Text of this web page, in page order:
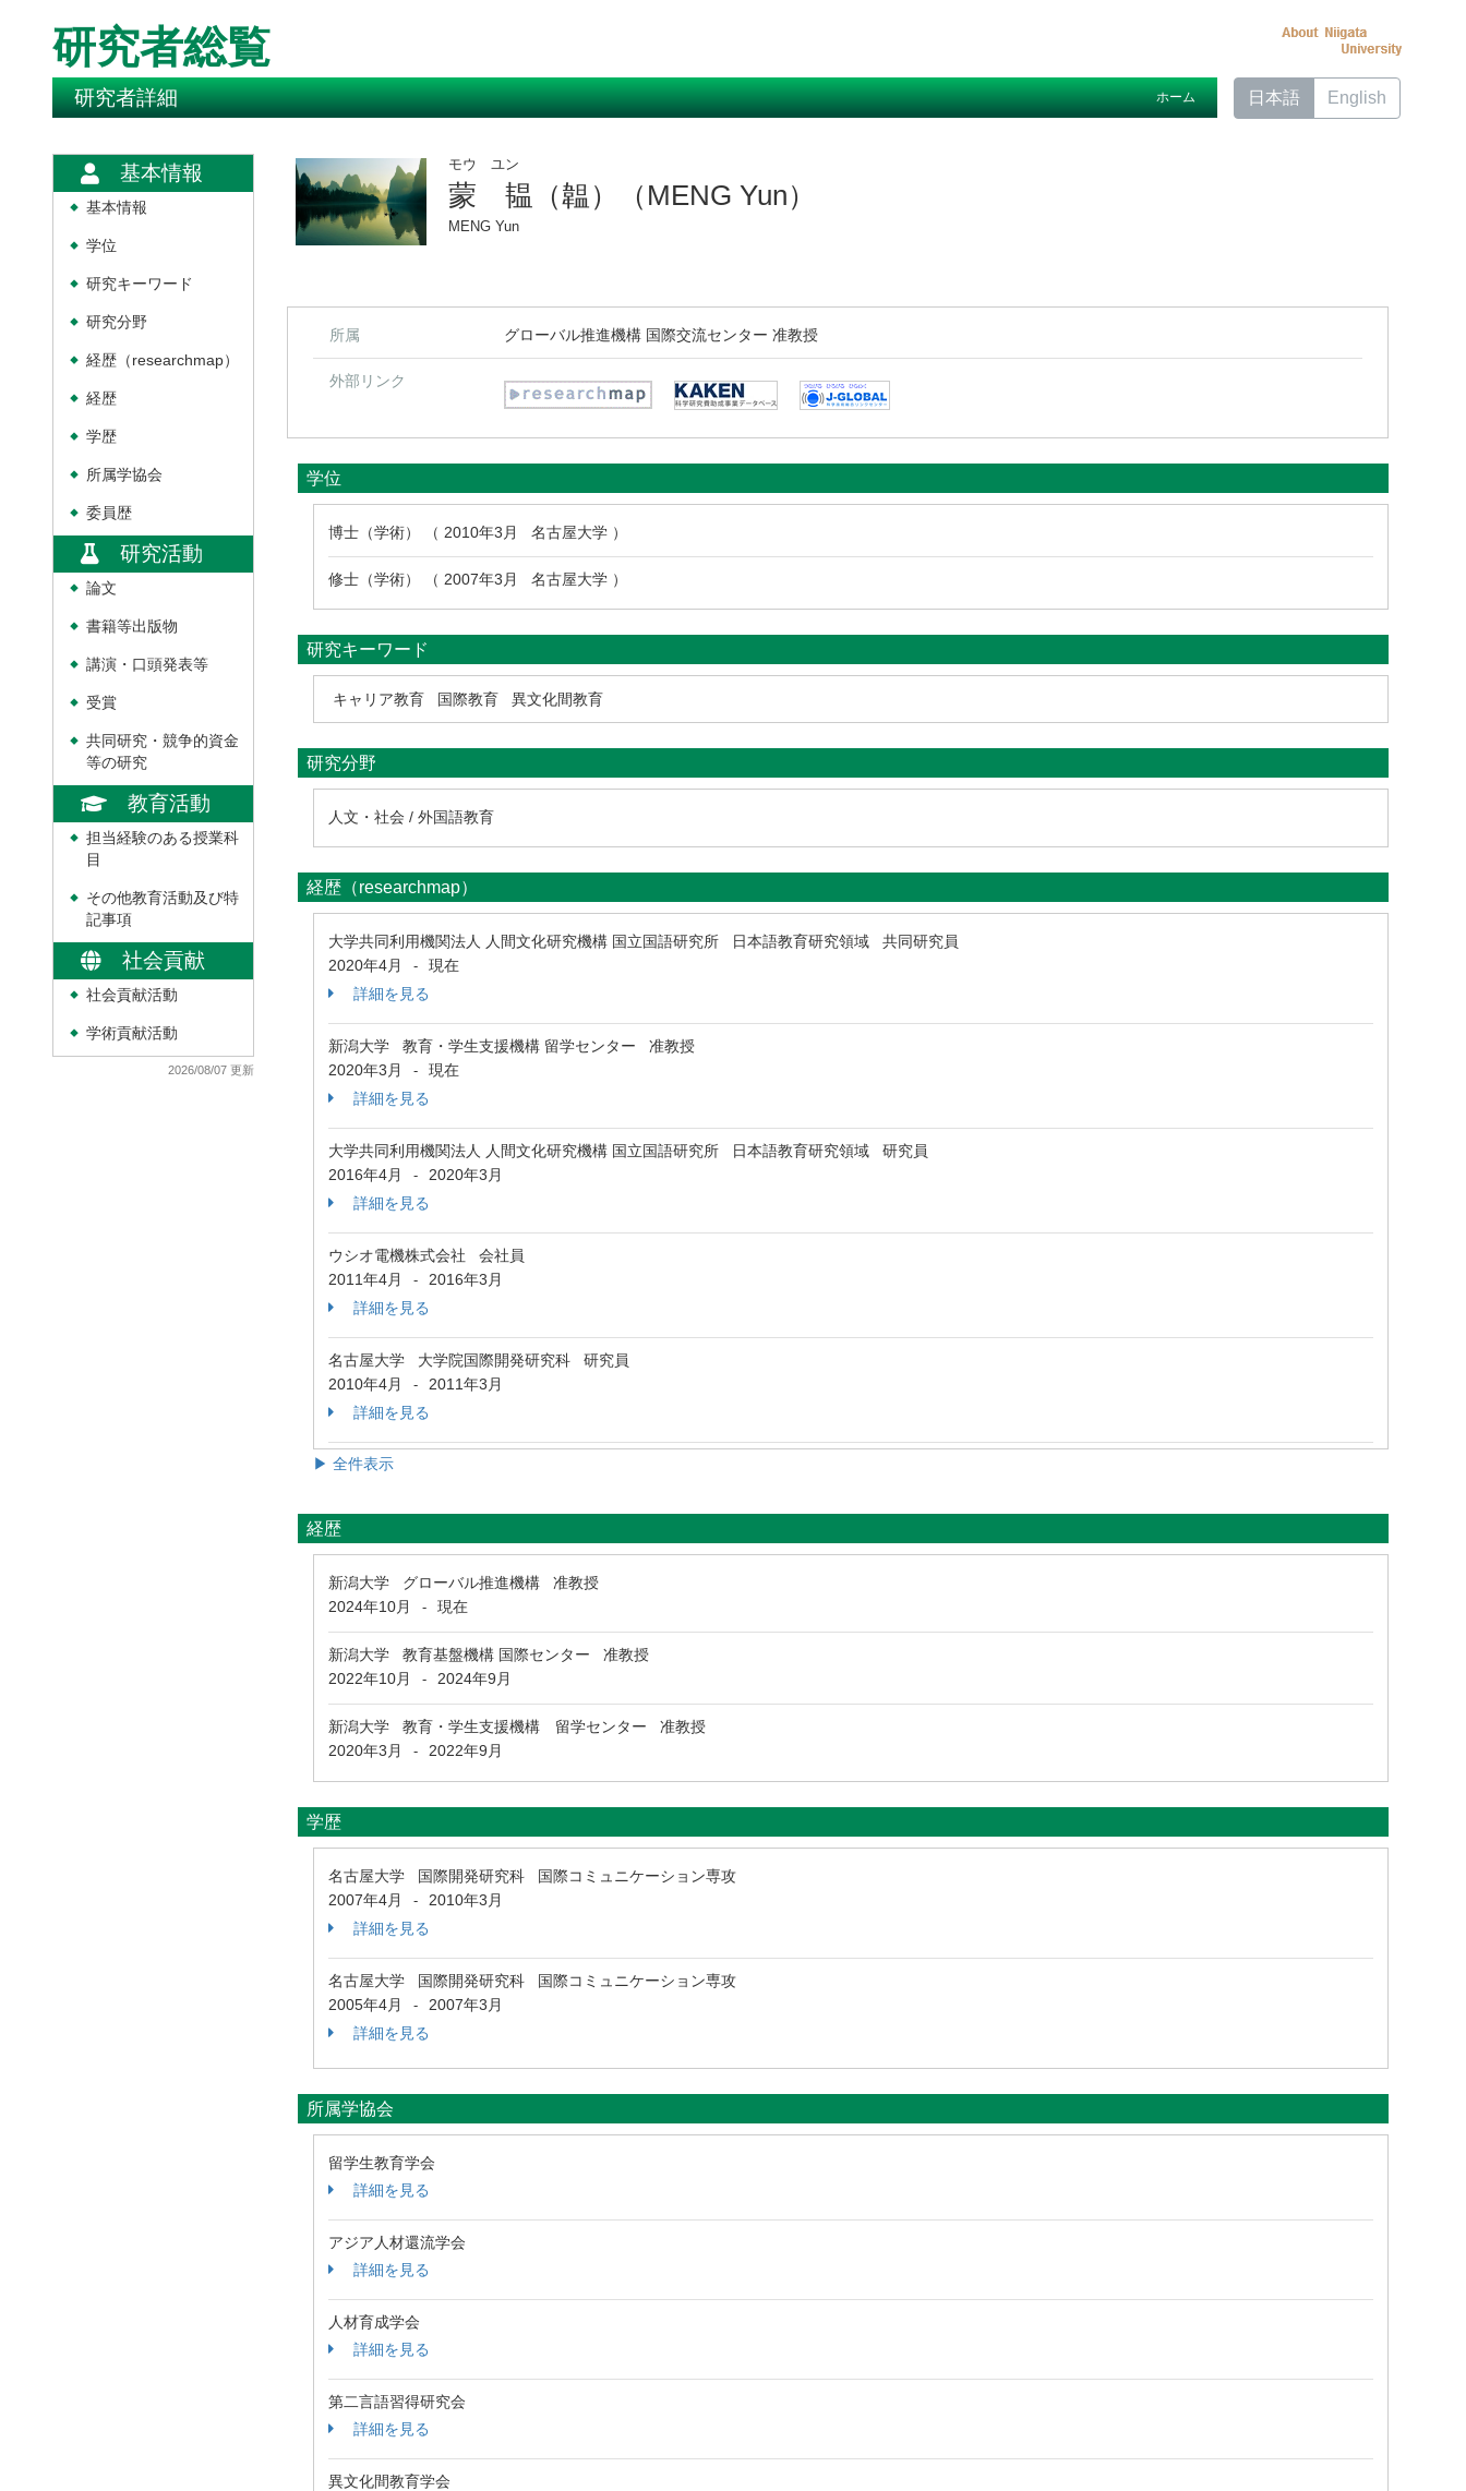
研究者総覧
研究者詳細 ホーム 日本語 English
基本情報
◆ 基本情報
◆ 学位
◆ 研究キーワード
◆ 研究分野
◆ 経歴（researchmap）
◆ 経歴
◆ 学歴
◆ 所属学協会
◆ 委員歴
研究活動
◆ 論文
◆ 書籍等出版物
◆ 講演・口頭発表等
◆ 受賞
◆
共同研究・競争的資金
等の研究
教育活動
◆
担当経験のある授業科
目
◆
その他教育活動及び特
記事項
社会貢献
◆ 社会貢献活動
◆ 学術貢献活動
2026/08/07 更新
モウ ユン
蒙 韫（韞）（MENG Yun）
MENG Yun
所属 グローバル推進機構 国際交流センター 准教授
外部リンク
学位
博士（学術） （ 2010年3月 名古屋大学 ）
修士（学術） （ 2007年3月 名古屋大学 ）
研究キーワード
キャリア教育 国際教育 異文化間教育
研究分野
人文・社会 / 外国語教育
経歴（researchmap）
大学共同利用機関法人 人間文化研究機構 国立国語研究所 日本語教育研究領域 共同研究員
2020年4月
-
現在
詳細を見る
新潟大学 教育・学生支援機構 留学センター 准教授
2020年3月
-
現在
詳細を見る
大学共同利用機関法人 人間文化研究機構 国立国語研究所 日本語教育研究領域 研究員
2016年4月
-
2020年3月
詳細を見る
ウシオ電機株式会社 会社員
2011年4月
-
2016年3月
詳細を見る
名古屋大学 大学院国際開発研究科 研究員
2010年4月
-
2011年3月
詳細を見る
▶ 全件表示
経歴
新潟大学 グローバル推進機構 准教授
2024年10月
- 現在
新潟大学 教育基盤機構 国際センター 准教授
2022年10月
- 2024年9月
新潟大学 教育・学生支援機構 留学センター 准教授
2020年3月
- 2022年9月
学歴
名古屋大学 国際開発研究科 国際コミュニケーション専攻
2007年4月
-
2010年3月
詳細を見る
名古屋大学 国際開発研究科 国際コミュニケーション専攻
2005年4月
-
2007年3月
詳細を見る
所属学協会
留学生教育学会
詳細を見る
アジア人材還流学会
詳細を見る
人材育成学会
詳細を見る
第二言語習得研究会
詳細を見る
異文化間教育学会